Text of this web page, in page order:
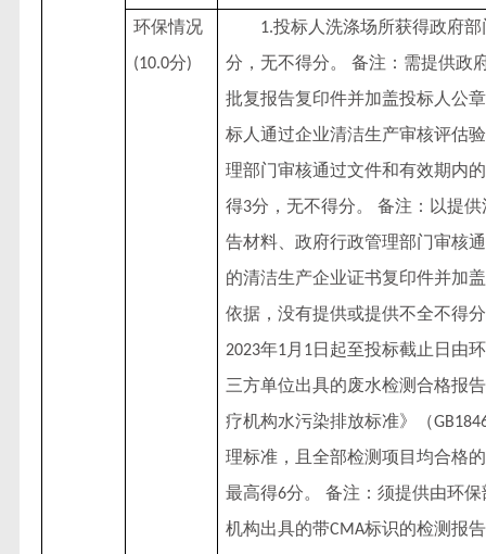
环保情况
(10.0分)
1.投标人洗涤场所获得政府
分，无不得分。 备注：需提供政
批复报告复印件并加盖投标人公
标人通过企业清洁生产审核评估
理部门审核通过文件和有效期内
得3分，无不得分。 备注：以提
告材料、政府行政管理部门审核
的清洁生产企业证书复印件并加
依据，没有提供或提供不全不得
2023年1月 1日起至投标截止日由
三方单位出具的废水检测合格报
疗机构水污染排放标准》（
理标准，且全部检测项目均合格
最高得6分。 备注：须提供由环
机构出具的带CMA标识的检测报